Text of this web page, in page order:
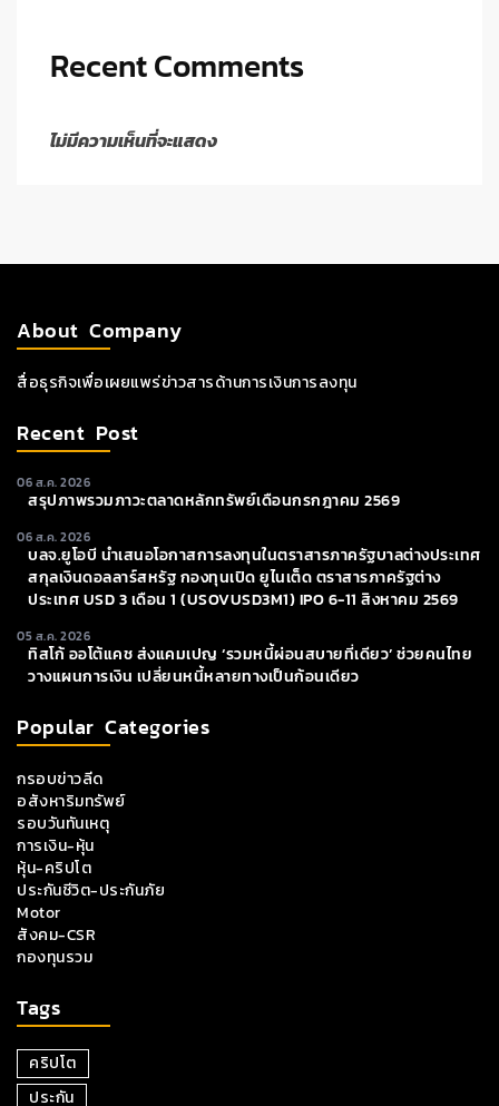
Recent Comments
ไม่มีความเห็นที่จะแสดง
About Company
สื่อธุรกิจเพื่อเผยแพร่ข่าวสารด้านการเงินการลงทุน
Recent Post
06 ส.ค. 2026
สรุปภาพรวมภาวะตลาดหลักทรัพย์เดือนกรกฎาคม 2569
06 ส.ค. 2026
บลจ.ยูโอบี นำเสนอโอกาสการลงทุนในตราสารภาครัฐบาลต่างประเทศ
สกุลเงินดอลลาร์สหรัฐ กองทุนเปิด ยูไนเต็ด ตราสารภาครัฐต่าง
ประเทศ USD 3 เดือน 1 (USOVUSD3M1) IPO 6-11 สิงหาคม 2569
05 ส.ค. 2026
ทิสโก้ ออโต้แคช ส่งแคมเปญ ‘รวมหนี้ผ่อนสบายที่เดียว’ ช่วยคนไทย
วางแผนการเงิน เปลี่ยนหนี้หลายทางเป็นก้อนเดียว
Popular Categories
กรอบข่าวลีด
อสังหาริมทรัพย์
รอบวันทันเหตุ
การเงิน-หุ้น
หุ้น-คริปโต
ประกันชีวิต-ประกันภัย
Motor
สังคม-CSR
กองทุนรวม
Tags
คริปโต
ประกัน